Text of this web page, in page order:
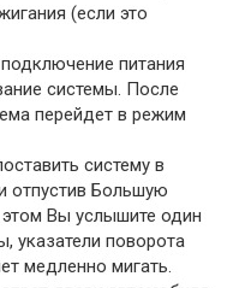
(если это
питания
системы. После
перейдет в режим
систему в
отпустив Большую
Вы услышите один
указатели поворота
медленно мигать.